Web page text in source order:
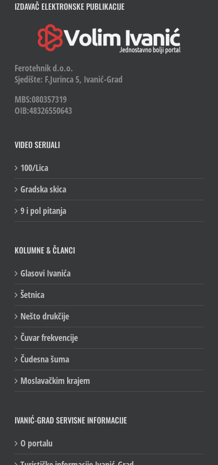
IZDAVAČ ELEKTRONSKE PUBLIKACIJE
Ferotehnik d.o.o.
Sjedište: F.Jurinca 5, Ivanić-Grad
MBS:080357319
OIB:48326550643
VIDEO SERIJALI
100/Lica
Gradska skica
9 i pol pitanja
KOLUMNE & ČLANCI
Glasovi Ivanića
Šetnica
Nešto drukčije
Čuvar frekvencije
Čudesna šuma
Moslavačkim krajem
IVANIĆ-GRAD SERVISNE INFORMACIJE
O portalu